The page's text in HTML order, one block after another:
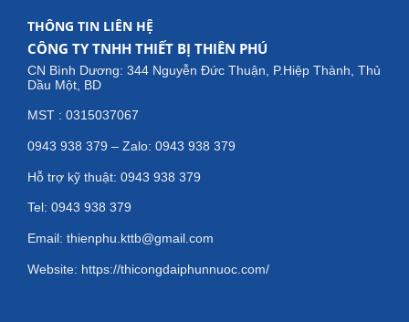
THÔNG TIN LIÊN HỆ
CÔNG TY TNHH THIẾT BỊ THIÊN PHÚ
CN Bình Dương: 344 Nguyễn Đức Thuận, P.Hiệp Thành, Thủ
Dầu Một, BD
MST : 0315037067
0943 938 379 – Zalo: 0943 938 379
Hỗ trợ kỹ thuật: 0943 938 379
Tel: 0943 938 379
Email: thienphu.kttb@gmail.com
Website: https://thicongdaiphunnuoc.com/